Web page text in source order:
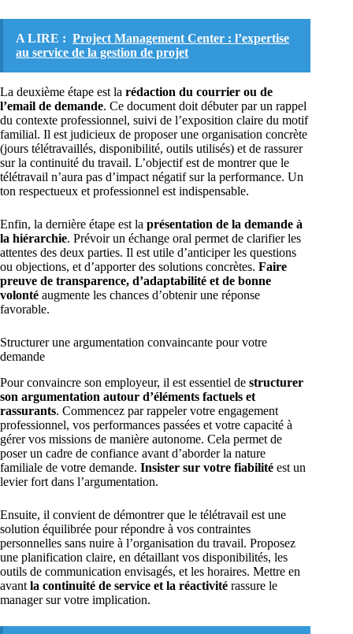
A LIRE : Project Management Center : l’expertise
au service de la gestion de projet
La deuxième étape est la rédaction du courrier ou de
l’email de demande. Ce document doit débuter par un rappel
du contexte professionnel, suivi de l’exposition claire du motif
familial. Il est judicieux de proposer une organisation concrète
(jours télétravaillés, disponibilité, outils utilisés) et de rassurer
sur la continuité du travail. L’objectif est de montrer que le
télétravail n’aura pas d’impact négatif sur la performance. Un
ton respectueux et professionnel est indispensable.
Enfin, la dernière étape est la présentation de la demande à
la hiérarchie. Prévoir un échange oral permet de clarifier les
attentes des deux parties. Il est utile d’anticiper les questions
ou objections, et d’apporter des solutions concrètes. Faire
preuve de transparence, d’adaptabilité et de bonne
volonté augmente les chances d’obtenir une réponse
favorable.
Structurer une argumentation convaincante pour votre
demande
Pour convaincre son employeur, il est essentiel de structurer
son argumentation autour d’éléments factuels et
rassurants. Commencez par rappeler votre engagement
professionnel, vos performances passées et votre capacité à
gérer vos missions de manière autonome. Cela permet de
poser un cadre de confiance avant d’aborder la nature
familiale de votre demande. Insister sur votre fiabilité est un
levier fort dans l’argumentation.
Ensuite, il convient de démontrer que le télétravail est une
solution équilibrée pour répondre à vos contraintes
personnelles sans nuire à l’organisation du travail. Proposez
une planification claire, en détaillant vos disponibilités, les
outils de communication envisagés, et les horaires. Mettre en
avant la continuité de service et la réactivité rassure le
manager sur votre implication.